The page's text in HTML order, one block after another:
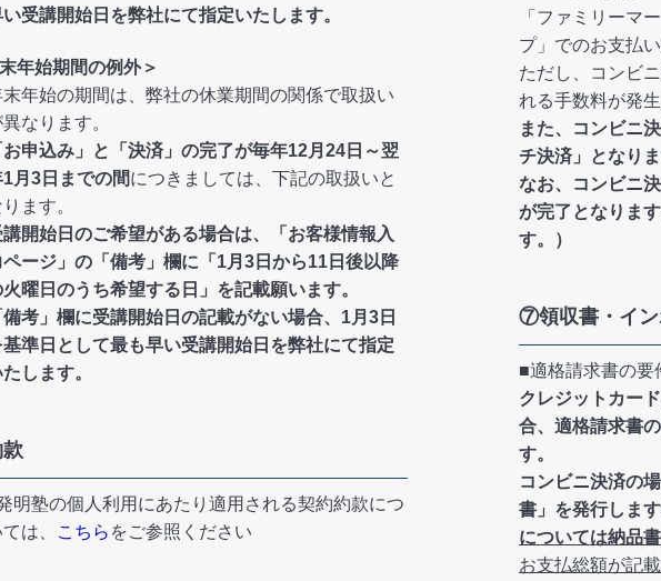
受講開始日を弊社にて指定いたします。
年始期間の例外＞
末年始の期間は、弊社の休業期間の関係で取扱い
なります。
お申込み」と「決済」の完了が毎年12月24日～翌
月3日までの間につきましては、下記の取扱いと
ます。
講開始日のご希望がある場合は、「お客様情報入
ページ」の「備考」欄に「1月3日から11日後以降
曜日のうち希望する日」を記載願います。
備考」欄に受講開始日の記載がない場合、1月3日
基準日として最も早い受講開始日を弊社にて指定
します。
明塾の個人利用にあたり適用される契約約款につ
は、
こちら をご参照ください
「ファミリーマ
プ」でのお支払
ただし、コンビ
れる手数料が発生
また、コンビニ
チ決済」となりま
なお、コンビニ
が完了となりま
す。）
⑦領収書・イン
■適格請求書の要
クレジットカー
合、適格請求書
す。
コンビニ決済の
書」を発行します
については納品
お支払総額が記